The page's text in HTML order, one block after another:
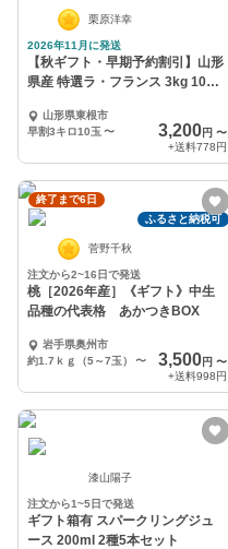
栗原洋幸
2026年11月に発送
【秋ギフト・早期予約割引】山形
県産 特選ラ・フランス 3kg 10玉
山形県東根市
早割3キロ10玉 〜 3,200円 〜
+送料778円
終了まで6日
ふるさと納税可
菅野千秋
注文から2~16日で発送
桃［2026年産］《ギフト》中生
品種の代表格 あかつきBOX
岩手県奥州市
約1.7ｋｇ（5～7玉）
〜 3,500円 〜
+送料998円
漆山陽子
注文から1~5日で発送
ギフト箱有 スパークリングジュ
ース 200ml 2種5本セット